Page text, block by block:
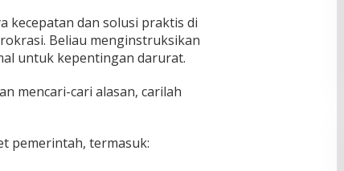
kecepatan dan solusi praktis di
Beliau menginstruksikan
untuk kepentingan darurat.
mencari-cari alasan, carilah
pemerintah, termasuk: